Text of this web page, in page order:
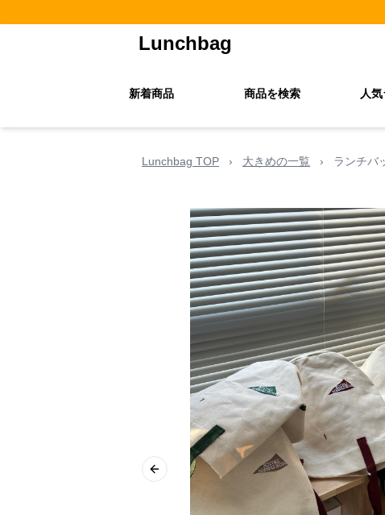
Lunchbag
新着商品 商品を検索 人
Lunchbag TOP › 大きめの一覧 › ランチバ
Previous slide